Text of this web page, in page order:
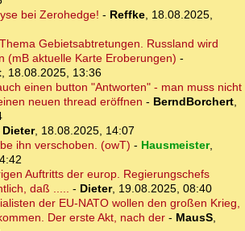
bei Zerohedge! - Reffke, 18.08.2025,
Gebietsabtretungen. Russland wird
(mB aktuelle Karte Eroberungen) -
, 18.08.2025, 13:36
einen button "Antworten" - man muss nicht
neuen thread eröffnen - BerndBorchert,
Dieter, 18.08.2025, 14:07
ihn verschoben. (owT) - Hausmeister,
Auftritts der europ. Regierungschefs
daß ..... - Dieter, 19.08.2025, 08:40
der EU-NATO wollen den großen Krieg,
Der erste Akt, nach der - MausS,